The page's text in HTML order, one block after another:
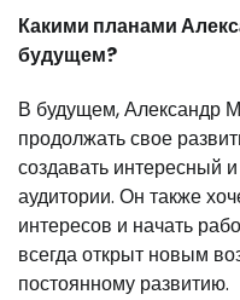
Какими планами
будущем?
В будущем, Александр
продолжать свое
создавать интересный
аудитории. Он также
интересов и начать
всегда открыт новым
постоянному развитию.